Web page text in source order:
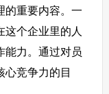
重要内容。一
个企业里的人
能力。通过对员
心竞争力的目